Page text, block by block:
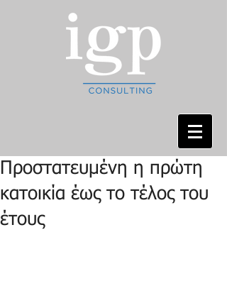
Προστατευμένη η πρώτη
κατοικία έως το τέλος του
έτους